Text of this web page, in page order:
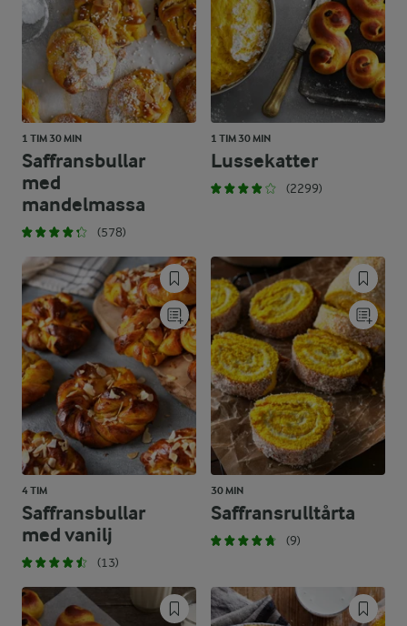
1 TIM 30 MIN
Saffransbullar
med
mandelmassa
(578)
1 TIM 30 MIN
Lussekatter
(2299)
4 TIM
Saffransbullar
med vanilj
(13)
30 MIN
Saffransrulltårta
(9)